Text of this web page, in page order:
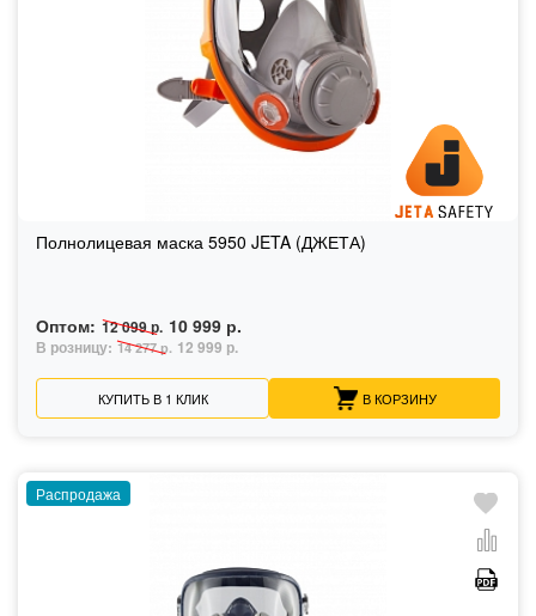
Полнолицевая маска 5950 JETA (ДЖЕТА)
Оптом: 12 099 р. 10 999 р.
В розницу: 14 277 р. 12 999 р.
КУПИТЬ В 1 КЛИК В КОРЗИНУ
Распродажа